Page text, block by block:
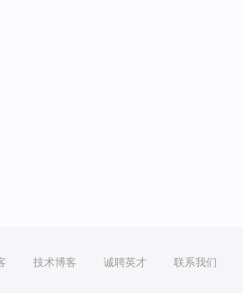
技术博客 诚聘英才 联系我们